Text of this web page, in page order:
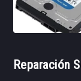
Reparación